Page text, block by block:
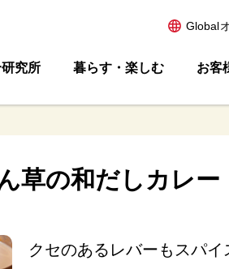
Global
究所 暮らす・楽しむ お客
草の和だしカレー
クセのあるレバーもスパ